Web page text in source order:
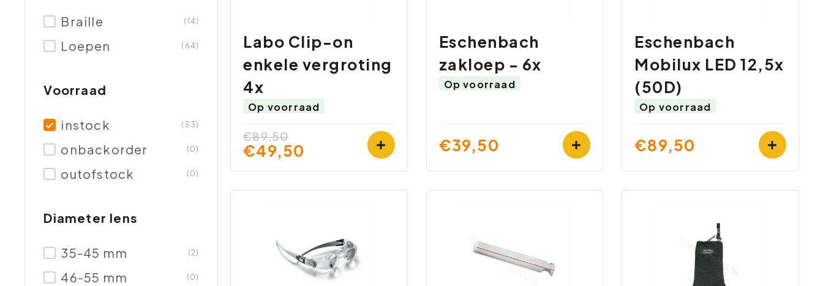
Braille (14)
Loepen (64)
Voorraad
instock (53)
onbackorder (0)
outofstock (0)
Diameter lens
35-45 mm (2)
46-55 mm (0)
Labo Clip-on
enkele vergroting
4x
Op voorraad
€89,50
€49,50
Eschenbach
zakloep - 6x
Op voorraad
€39,50
Eschenbach
Mobilux LED 12,5x
(50D)
Op voorraad
€89,50